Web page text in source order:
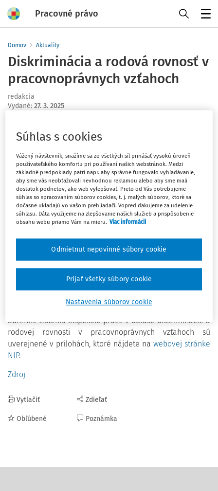
Pracovné právo
Domov Aktuality
Diskriminácia a rodová rovnosť v
pracovnoprávnych vzťahoch
redakcia
Vydané: 27. 3. 2025
Národnému inšpektorátu práce vyplynula z Celoštátnej
Slovenskej republike na roky 2021 – 2027, z Akčného
plánu rovnosti žien a mužov a rovnosti príležitostí na
roky 2021 – 2027 a z článku 3 bod g) štatútu Výboru pre
rodovú rovnosť v znení neskorších dodatkov povinnosť
informovať o stave v oblasti rovnakého zaobchádzania
so zamestnancami a zamestnankyňami, ako aj o
dodržiavaní zásady rovnosti v odmeňovaní a celkovo o
stave rovnosti žien a mužov a rovnosti príležitostí v
pracovnoprávnych vzťahoch za daný kalendárny rok.
Informácie vychádzajú z výsledkov kontrolnej činnosti
realizovanej v sledovanom období príslušnými
inšpektorátmi práce.
Súhrnné zistenia inšpekcie práce v oblasti diskriminácie a
rodovej rovnosti v pracovnoprávnych vzťahoch sú
uverejnené v prílohách, ktoré nájdete na webovej stránke
NIP.
Zdroj
Vytlačiť
Obľúbené
Zdieľať
Poznámka
Súhlas s cookies
Vážený návštevník, snažíme sa zo všetkých síl prinášať vysokú úroveň
používateľského komfortu pri používaní našich webstránok. Medzi
základné predpoklady patrí napr. aby správne fungovalo vyhľadávanie,
aby sme vás neobťažovali nevhodnou reklamou alebo aby sme mali
dostatok podnetov, ako web vylepšovať. Preto od Vás potrebujeme
súhlas so spracovaním súborov cookies, t. j. malých súborov, ktoré sa
dočasne ukladajú vo vašom prehliadači. Vopred ďakujeme za udelenie
súhlasu. Dáta využijeme na zlepšovanie našich služieb a prispôsobenie
obsahu webu priamo Vám na mieru. Viac informácií
Nastavenia súborov cookie
Odmietnut nepovinné súbory cookie
Prijať všetky súbory cookie